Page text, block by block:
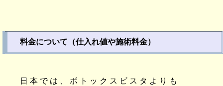
料金について（仕入れ値や施術料金）
日本では、ボトックスビスタよりも